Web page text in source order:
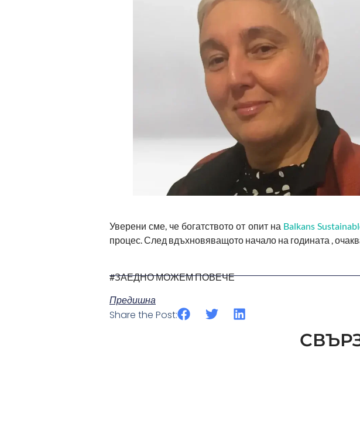
Уверени сме, че богатството от опит на Balkans
процес. След вдъхновяващото начало на годината ,
#ЗАЕДНО МОЖЕМ ПОВЕЧЕ
Предишна
Share the Post: